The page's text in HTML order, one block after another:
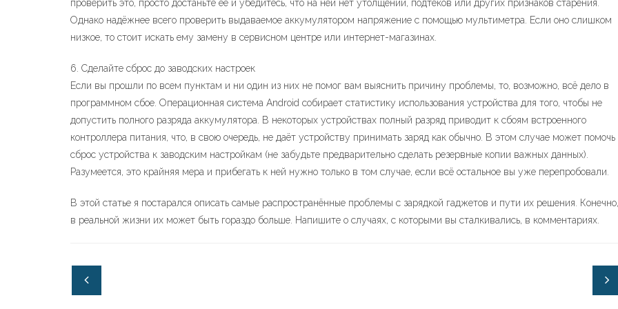
проверить это, просто достаньте её и убедитесь, что на ней нет утолщений, подтёков или других признаков старения.
Однако надёжнее всего проверить выдаваемое аккумулятором напряжение с помощью мультиметра. Если оно слишком
низкое, то стоит искать ему замену в сервисном центре или интернет-магазинах.
6. Сделайте сброс до заводских настроек
Если вы прошли по всем пунктам и ни один из них не помог вам выяснить причину проблемы, то, возможно, всё дело в
программном сбое. Операционная система Android собирает статистику использования устройства для того, чтобы не
допустить полного разряда аккумулятора. В некоторых устройствах полный разряд приводит к сбоям встроенного
контроллера питания, что, в свою очередь, не даёт устройству принимать заряд как обычно. В этом случае может помочь
сброс устройства к заводским настройкам (не забудьте предварительно сделать резервные копии важных данных).
Разумеется, это крайняя мера и прибегать к ней нужно только в том случае, если всё остальное вы уже перепробовали.
В этой статье я постарался описать самые распространённые проблемы с зарядкой гаджетов и пути их решения. Конечно,
в реальной жизни их может быть гораздо больше. Напишите о случаях, с которыми вы сталкивались, в комментариях.